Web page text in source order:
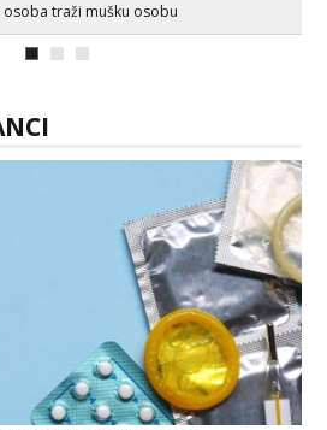
dnevno bilo kad i bilo gdje zato se
prije da me isprobaš Klikni na
osoba traži mušku osobu